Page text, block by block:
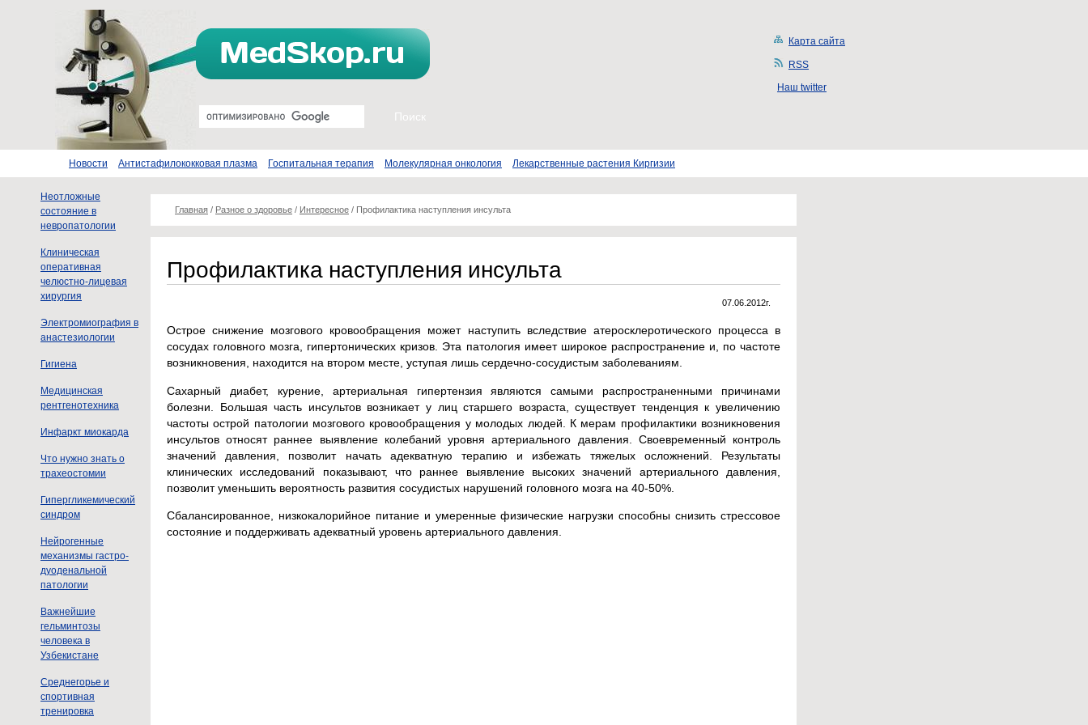
Карта сайта
RSS
Наш twitter
Новости Антистафилококковая плазма Госпитальная терапия Молекулярная онкология Лекарственные растения Киргизии
Неотложные
состояние в
невропатологии
Клиническая
оперативная
челюстно-лицевая
хирургия
Электромиография в
анастезиологии
Гигиена
Медицинская
рентгенотехника
Инфаркт миокарда
Что нужно знать о
трахеостомии
Гипергликемический
синдром
Нейрогенные
механизмы гастро-
дуоденальной
патологии
Важнейшие
гельминтозы
человека в
Узбекистане
Среднегорье и
спортивная
тренировка
Главная / Разное о здоровье / Интересное / Профилактика наступления инсульта
Профилактика наступления инсульта
07.06.2012г.
Острое снижение мозгового кровообращения может наступить вследствие атеросклеротического процесса в
сосудах головного мозга, гипертонических кризов. Эта патология имеет широкое распространение и, по частоте
возникновения, находится на втором месте, уступая лишь сердечно-сосудистым заболеваниям.
Сахарный диабет, курение, артериальная гипертензия являются самыми распространенными причинами
болезни. Большая часть инсультов возникает у лиц старшего возраста, существует тенденция к увеличению
частоты острой патологии мозгового кровообращения у молодых людей. К мерам профилактики возникновения
инсультов относят раннее выявление колебаний уровня артериального давления. Своевременный контроль
значений давления, позволит начать адекватную терапию и избежать тяжелых осложнений. Результаты
клинических исследований показывают, что раннее выявление высоких значений артериального давления,
позволит уменьшить вероятность развития сосудистых нарушений головного мозга на 40-50%.
Сбалансированное, низкокалорийное питание и умеренные физические нагрузки способны снизить стрессовое
состояние и поддерживать адекватный уровень артериального давления.